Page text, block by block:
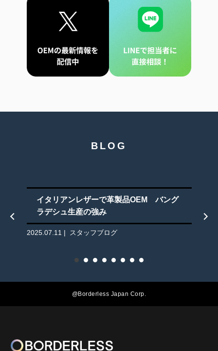
BLOG
イタリアンレザーで革製品OEM バング
ラデシュ生産の強み
2025.07.11 | スタッフブログ
@Borderless Japan Corp.